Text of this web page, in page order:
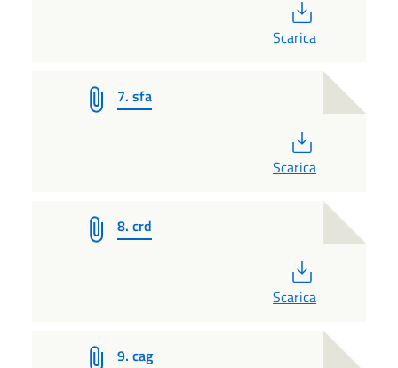
Scarica
7. sfa
Scarica
8. crd
Scarica
9. cag